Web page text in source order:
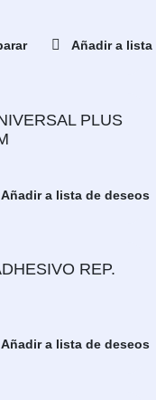
Añadir a lista
PLUS
Añadir a lista de deseos
REP.
Añadir a lista de deseos